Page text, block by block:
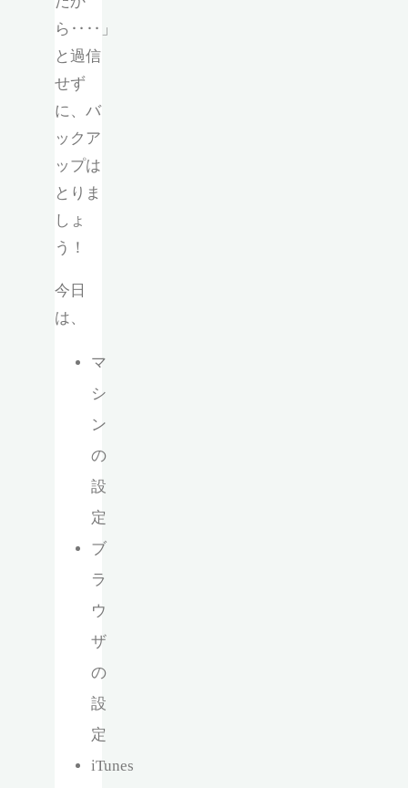
ら‥‥」
と過信
せず
に、バ
ックア
ップは
とりま
しょ
う！
今日
は、
マ
シ
ン
の
設
定
ブ
ラ
ウ
ザ
の
設
定
iTunes